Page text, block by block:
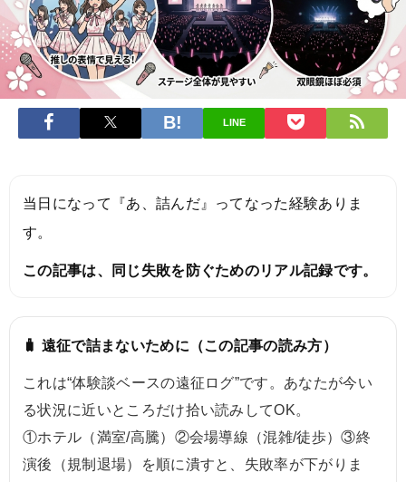
LINE
当日になって『あ、詰んだ』ってなった経験ありま
す。
この記事は、同じ失敗を防ぐためのリアル記録です。
🧳 遠征で詰まないために（この記事の読み方）
これは“体験談ベースの遠征ログ”です。あなたが今い
る状況に近いところだけ拾い読みしてOK。
①ホテル（満室/高騰）②会場導線（混雑/徒歩）③終
演後（規制退場）を順に潰すと、失敗率が下がりま